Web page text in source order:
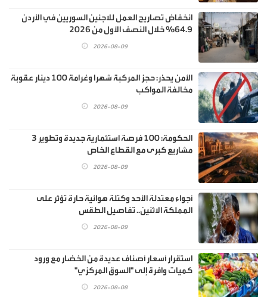
انخفاض تصاريح العمل للاجئين السوريين في الأردن
64.9% خلال النصف الأول من 2026
2026-08-09
الأمن يحذر: حجز المركبة شهرا وغرامة 100 دينار عقوبة
مخالفة المواكب
2026-08-09
الحكومة: 100 فرصة استثمارية جديدة وتطوير 3
مشاريع كبرى مع القطاع الخاص
2026-08-09
أجواء معتدلة الأحد وكتلة هوائية حارة تؤثر على
المملكة الاثنين.. تفاصيل الطقس
2026-08-09
استقرار أسعار أصناف عديدة من الخضار مع ورود
كميات وافرة إلى "السوق المركزي"
2026-08-08